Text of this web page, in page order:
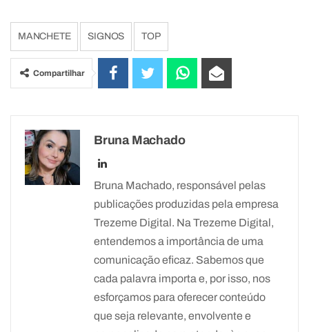
MANCHETE SIGNOS TOP
Compartilhar
Bruna Machado
Bruna Machado, responsável pelas
publicações produzidas pela empresa
Trezeme Digital. Na Trezeme Digital,
entendemos a importância de uma
comunicação eficaz. Sabemos que
cada palavra importa e, por isso, nos
esforçamos para oferecer conteúdo
que seja relevante, envolvente e